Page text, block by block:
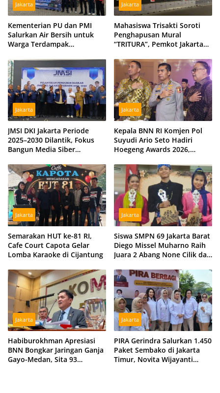
Jakarta
Kementerian PU dan PMI
Salurkan Air Bersih untuk
Warga Terdampak
Tiga Hidran Umum
Disiagakan
Jakarta
Mahasiswa Trisakti Soroti
Penghapusan Mural
“TRITURA”, Pemkot Jakarta
Jakarta
JMSI DKI Jakarta Periode
2025–2030 Dilantik, Fokus
Bangun Media Siber
Jakarta
Kepala BNN RI Komjen Pol
Suyudi Ario Seto Hadiri
Hoegeng Awards 2026,
Sinergi dengan Polri
Jakarta
Semarakan HUT ke-81 RI,
Cafe Court Capota Gelar
Lomba Karaoke di Cijantung
Jakarta
Siswa SMPN 69 Jakarta Barat
Diego Missel Muharno Raih
Juara 2 Abang None Cilik dan
Jakarta
Habiburokhman Apresiasi
BNN Bongkar Jaringan Ganja
Gayo-Medan, Sita 93
Jakarta
PIRA Gerindra Salurkan 1.450
Paket Sembako di Jakarta
Timur, Novita Wijayanti